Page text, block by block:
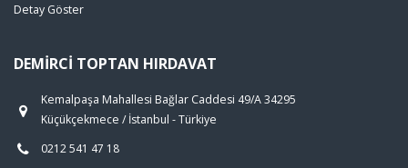
Detay Göster
DEMIRCI TOPTAN HIRDAVAT
Kemalpaşa Mahallesi Bağlar Caddesi 49/A 34295
Küçükçekmece / İstanbul - Türkiye
0212 541 47 18